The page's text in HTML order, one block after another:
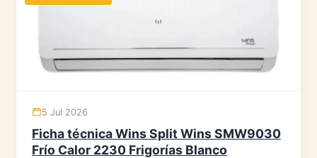
5 Jul 2026
Ficha técnica Wins Split Wins SMW9030
Frío Calor 2230 Frigorías Blanco